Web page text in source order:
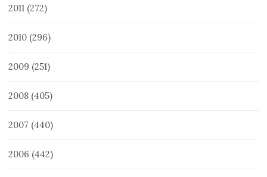
2011 (272)
2010 (296)
2009 (251)
2008 (405)
2007 (440)
2006 (442)